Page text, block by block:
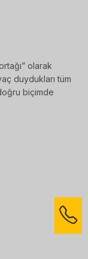
olarak
duydukları tüm
biçimde